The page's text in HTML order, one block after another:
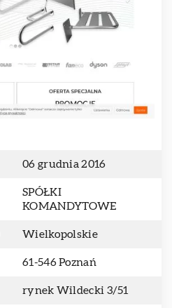
06 grudnia 2016
SPÓŁKI
KOMANDYTOWE
Wielkopolskie
61-546 Poznań
rynek Wildecki 3/51